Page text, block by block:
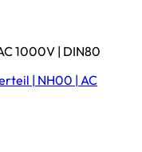
1000V | DIN80
| NH00 | AC